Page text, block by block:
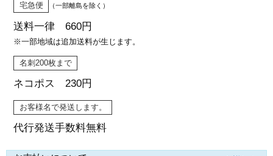
宅急便 （一部離島を除く）
送料一律 660円
※一部地域は追加送料が生じます。
名刺200枚まで
ネコポス 230円
お客様名で発送します。
代行発送手数料無料